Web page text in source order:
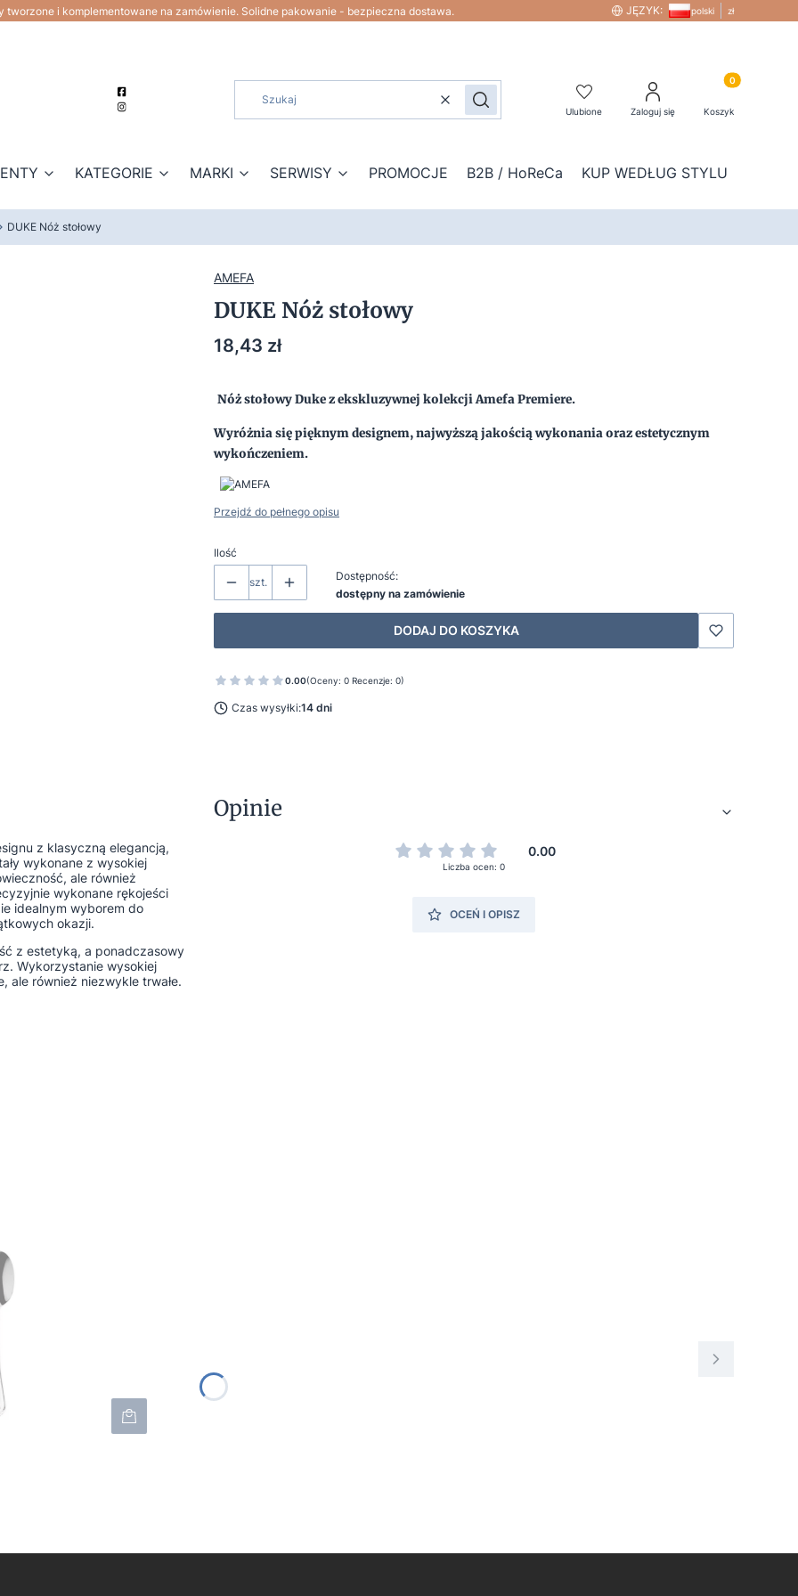
i komplementowane na zamówienie. Solidne pakowanie - bezpieczna dostawa. JĘZYK: polski zł
WyczyśćSzukaj Ulubione Zaloguj się
Produkty w
Koszyk
KATEGORIE MARKI SERWISY PROMOCJE B2B / HoReCa KUP WEDŁUG STYLU
DUKE Nóż stołowy
AMEFA
DUKE Nóż stołowy
Cena
18,43 zł
Nóż stołowyDuke z ekskluzywnej kolekcji Amefa Premiere.
Wyróżnia się pięknym designem, najwyższą jakością wykonania oraz estetycznym
wykończeniem.
Przejdź do pełnego opisu
Ilość
szt.
Dostępność:
dostępny na zamówienie
DODAJ DO KOSZYKA
0.00(Oceny: 0 Recenzje: 0)
Czas wysyłki:14 dni
z klasyczną elegancją,
wykonane z wysokiej
ale również
wykonane rękojeści
idealnym wyborem do
okazji.
z estetyką, a ponadczasowy
Wykorzystanie wysokiej
ale również niezwykle trwałe.
Opinie
0.00
Liczba ocen: 0
OCEŃ I OPISZ